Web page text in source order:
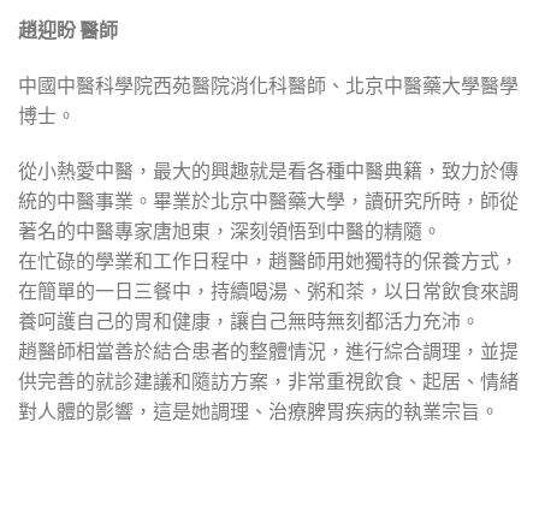
趙迎盼 醫師
中國中醫科學院西苑醫院消化科醫師、北京中醫藥大學醫學
博士。
從小熱愛中醫，最大的興趣就是看各種中醫典籍，致力於傳
統的中醫事業。畢業於北京中醫藥大學，讀研究所時，師從
著名的中醫專家唐旭東，深刻領悟到中醫的精隨。
在忙碌的學業和工作日程中，趙醫師用她獨特的保養方式，
在簡單的一日三餐中，持續喝湯、粥和茶，以日常飲食來調
養呵護自己的胃和健康，讓自己無時無刻都活力充沛。
趙醫師相當善於結合患者的整體情況，進行綜合調理，並提
供完善的就診建議和隨訪方案，非常重視飲食、起居、情緒
對人體的影響，這是她調理、治療脾胃疾病的執業宗旨。